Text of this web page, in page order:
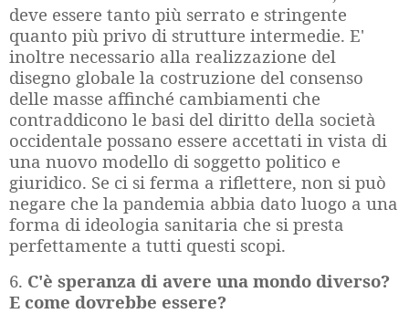
deve essere tanto più serrato e stringente
quanto più privo di strutture intermedie. E'
inoltre necessario alla realizzazione del
disegno globale la costruzione del consenso
delle masse affinché cambiamenti che
contraddicono le basi del diritto della società
occidentale possano essere accettati in vista di
una nuovo modello di soggetto politico e
giuridico. Se ci si ferma a riflettere, non si può
negare che la pandemia abbia dato luogo a una
forma di ideologia sanitaria che si presta
perfettamente a tutti questi scopi.
6. C'è speranza di avere una mondo diverso?
E come dovrebbe essere?